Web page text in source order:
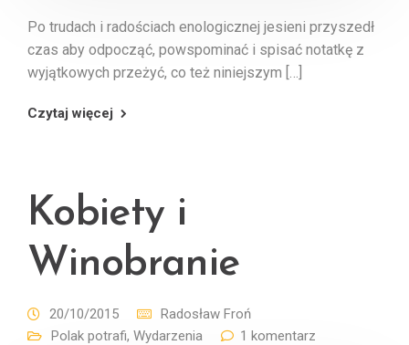
Po trudach i radościach enologicznej jesieni przyszedł
czas aby odpocząć, powspominać i spisać notatkę z
wyjątkowych przeżyć, co też niniejszym […]
Czytaj więcej
Kobiety i
Winobranie
20/10/2015
Radosław Froń
Polak potrafi, Wydarzenia 1 komentarz